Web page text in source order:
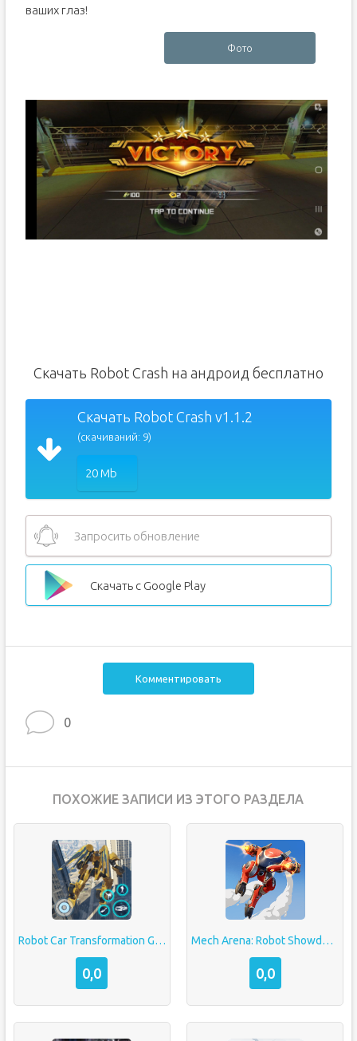
ваших глаз!
Фото
Скачать Robot Crash на андроид бесплатно
Скачать Robot Crash v1.1.2
(скачиваний: 9)
20 Mb
Запросить обновление
Скачать с Google Play
Комментировать
0
ПОХОЖИЕ ЗАПИСИ ИЗ ЭТОГО РАЗДЕЛА
Robot Car Transformation Game
0,0
Mech Arena: Robot Showdown
0,0